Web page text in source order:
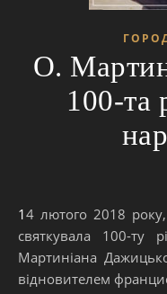
О.
100-та
14 лютого 2018 року, наша францисканська провіція
святкувала 100-
Мартиніана
відновителем